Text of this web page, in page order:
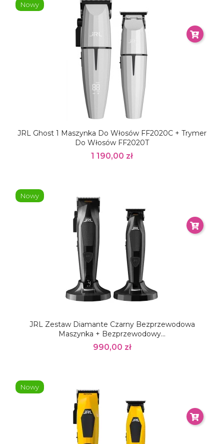
JRL Ghost 1 Maszynka Do Włosów FF2020C + Trymer
Do Włosów FF2020T
1 190,00 zł
Nowy
JRL Zestaw Diamante Czarny Bezprzewodowa
Maszynka + Bezprzewodowy...
990,00 zł
Nowy
Nowy